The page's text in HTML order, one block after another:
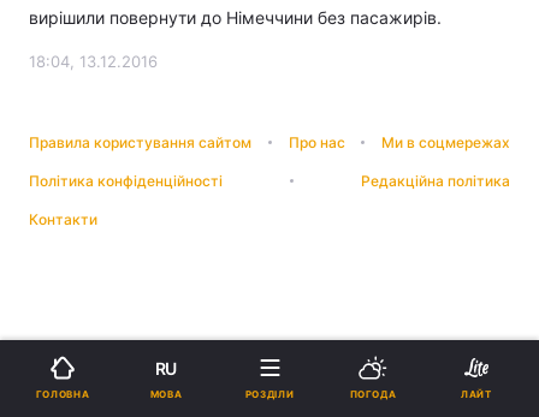
вирішили повернути до Німеччини без пасажирів.
18:04, 13.12.2016
Правила користування сайтом Про нас Ми в соцмережах
Політика конфіденційності Редакційна політика
Контакти
ГОЛОВНА
RU
МОВА РОЗДІЛИ ПОГОДА ЛАЙТ